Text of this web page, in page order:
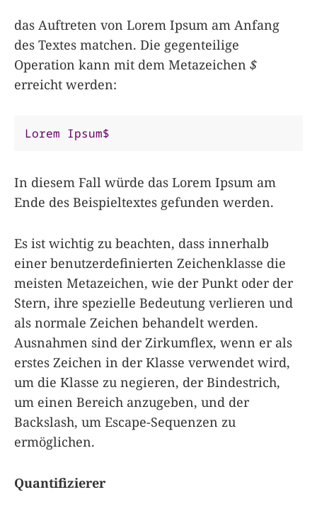
das Auftreten von Lorem Ipsum am Anfang
des Textes matchen. Die gegenteilige
Operation kann mit dem Metazeichen $
erreicht werden:
Lorem Ipsum$
In diesem Fall würde das Lorem Ipsum am
Ende des Beispieltextes gefunden werden.
Es ist wichtig zu beachten, dass innerhalb
einer benutzerdefinierten Zeichenklasse die
meisten Metazeichen, wie der Punkt oder der
Stern, ihre spezielle Bedeutung verlieren und
als normale Zeichen behandelt werden.
Ausnahmen sind der Zirkumflex, wenn er als
erstes Zeichen in der Klasse verwendet wird,
um die Klasse zu negieren, der Bindestrich,
um einen Bereich anzugeben, und der
Backslash, um Escape-Sequenzen zu
ermöglichen.
Quantifizierer